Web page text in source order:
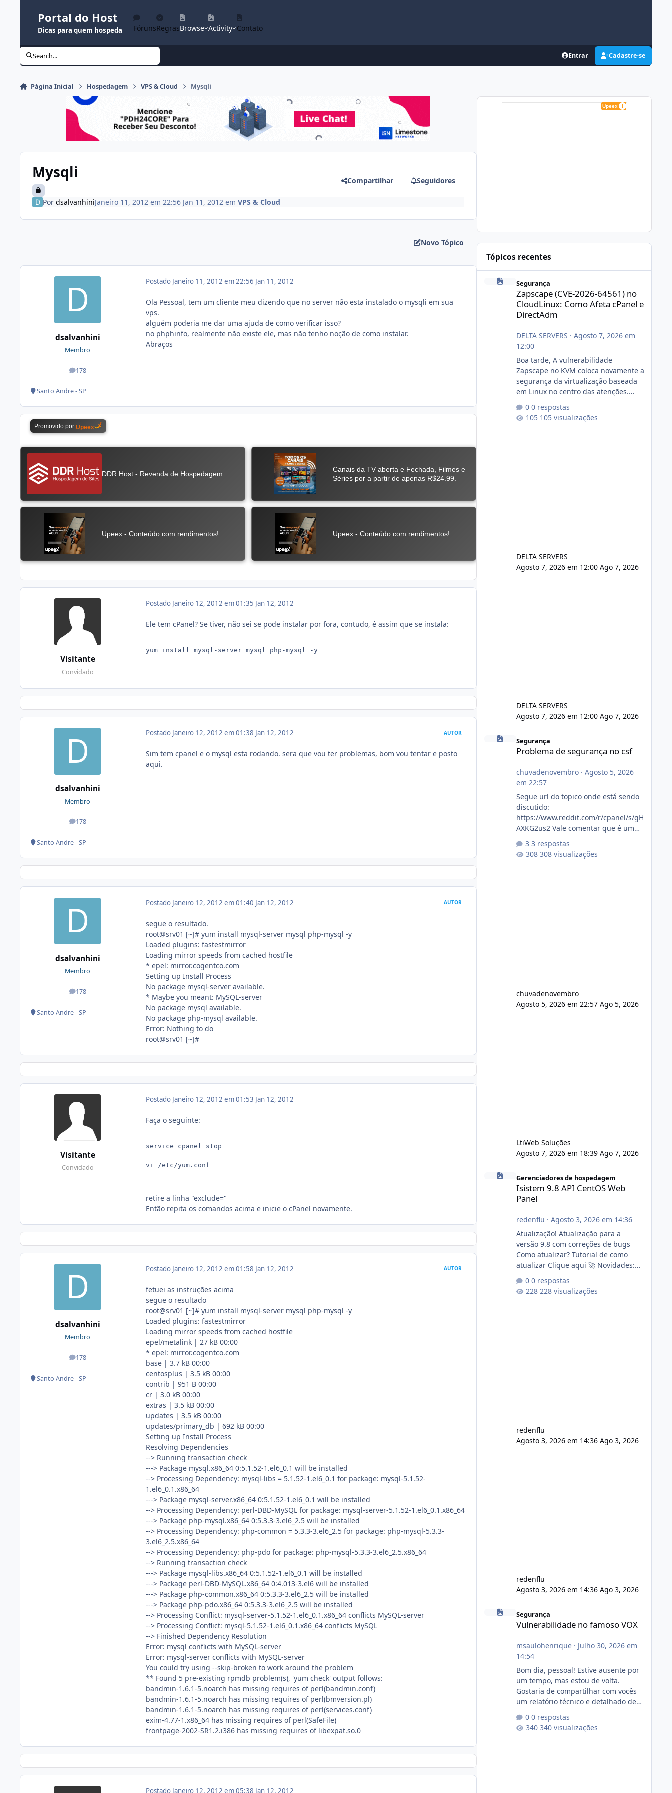
Portal do Host
Dicas para quem hospeda FórunsRegrasBrowse Activity Contato
Search... Entrar Cadastre-se
Página Inicial Hospedagem VPS & Cloud Mysqli
Mysqli Compartilhar Seguidores
Por dsalvanhiniJaneiro 11, 2012 em 22:56 Jan 11, 2012 em VPS & Cloud
Novo Tópico
dsalvanhini
Membro
178
posts
Santo Andre - SP
Postado Janeiro 11, 2012 em 22:56 Jan 11, 2012
Ola Pessoal, tem um cliente meu dizendo que no server não esta instalado o mysqli em sua
vps.
alguém poderia me dar uma ajuda de como verificar isso?
no phphinfo, realmente não existe ele, mas não tenho noção de como instalar.
Abraços
Visitante
Convidado
Postado Janeiro 12, 2012 em 01:35 Jan 12, 2012
Ele tem cPanel? Se tiver, não sei se pode instalar por fora, contudo, é assim que se instala:
yum install mysql-server mysql php-mysql -y
dsalvanhini
Membro
178
posts
Santo Andre - SP
Postado Janeiro 12, 2012 em 01:38 Jan 12, 2012 AUTOR
Sim tem cpanel e o mysql esta rodando. sera que vou ter problemas, bom vou tentar e posto
aqui.
dsalvanhini
Membro
178
posts
Santo Andre - SP
Postado Janeiro 12, 2012 em 01:40 Jan 12, 2012 AUTOR
segue o resultado.
root@srv01 [~]# yum install mysql-server mysql php-mysql -y
Loaded plugins: fastestmirror
Loading mirror speeds from cached hostfile
* epel: mirror.cogentco.com
Setting up Install Process
No package mysql-server available.
* Maybe you meant: MySQL-server
No package mysql available.
No package php-mysql available.
Error: Nothing to do
root@srv01 [~]#
Visitante
Convidado
Postado Janeiro 12, 2012 em 01:53 Jan 12, 2012
Faça o seguinte:
service cpanel stop
vi /etc/yum.conf
retire a linha "exclude="
Então repita os comandos acima e inicie o cPanel novamente.
dsalvanhini
Membro
178
posts
Santo Andre - SP
Postado Janeiro 12, 2012 em 01:58 Jan 12, 2012 AUTOR
fetuei as instruções acima
segue o resultado
root@srv01 [~]# yum install mysql-server mysql php-mysql -y
Loaded plugins: fastestmirror
Loading mirror speeds from cached hostfile
epel/metalink | 27 kB 00:00
* epel: mirror.cogentco.com
base | 3.7 kB 00:00
centosplus | 3.5 kB 00:00
contrib | 951 B 00:00
cr | 3.0 kB 00:00
extras | 3.5 kB 00:00
updates | 3.5 kB 00:00
updates/primary_db | 692 kB 00:00
Setting up Install Process
Resolving Dependencies
--> Running transaction check
---> Package mysql.x86_64 0:5.1.52-1.el6_0.1 will be installed
--> Processing Dependency: mysql-libs = 5.1.52-1.el6_0.1 for package: mysql-5.1.52-
1.el6_0.1.x86_64
---> Package mysql-server.x86_64 0:5.1.52-1.el6_0.1 will be installed
--> Processing Dependency: perl-DBD-MySQL for package: mysql-server-5.1.52-1.el6_0.1.x86_64
---> Package php-mysql.x86_64 0:5.3.3-3.el6_2.5 will be installed
--> Processing Dependency: php-common = 5.3.3-3.el6_2.5 for package: php-mysql-5.3.3-
3.el6_2.5.x86_64
--> Processing Dependency: php-pdo for package: php-mysql-5.3.3-3.el6_2.5.x86_64
--> Running transaction check
---> Package mysql-libs.x86_64 0:5.1.52-1.el6_0.1 will be installed
---> Package perl-DBD-MySQL.x86_64 0:4.013-3.el6 will be installed
---> Package php-common.x86_64 0:5.3.3-3.el6_2.5 will be installed
---> Package php-pdo.x86_64 0:5.3.3-3.el6_2.5 will be installed
--> Processing Conflict: mysql-server-5.1.52-1.el6_0.1.x86_64 conflicts MySQL-server
--> Processing Conflict: mysql-5.1.52-1.el6_0.1.x86_64 conflicts MySQL
--> Finished Dependency Resolution
Error: mysql conflicts with MySQL-server
Error: mysql-server conflicts with MySQL-server
You could try using --skip-broken to work around the problem
** Found 5 pre-existing rpmdb problem(s), 'yum check' output follows:
bandmin-1.6.1-5.noarch has missing requires of perl(bandmin.conf)
bandmin-1.6.1-5.noarch has missing requires of perl(bmversion.pl)
bandmin-1.6.1-5.noarch has missing requires of perl(services.conf)
exim-4.77-1.x86_64 has missing requires of perl(SafeFile)
frontpage-2002-SR1.2.i386 has missing requires of libexpat.so.0
Postado Janeiro 12, 2012 em 05:38 Jan 12, 2012
Tópicos recentes
Zapscape (CVE-2026-64561) no CloudLinux: Como Afeta
Segurança
Zapscape (CVE-2026-64561) no
CloudLinux: Como Afeta cPanel e
DirectAdm
DELTA SERVERS · Agosto 7, 2026 em
12:00
Boa tarde, A vulnerabilidade
Zapscape no KVM coloca novamente a
segurança da virtualização baseada
em Linux no centro das atenções.
ents/dlrxjx23zz5f Criamos uma breve
explicação:
0 respostas
105 visualizações
DELTA SERVERS
Agosto 7, 2026 em 12:00 Ago 7, 2026
DELTA SERVERS
Agosto 7, 2026 em 12:00 Ago 7, 2026
Problema de segurança no csf
Segurança
Problema de segurança no csf
chuvadenovembro· Agosto 5, 2026
em 22:57
Segue url do topico onde está sendo
discutido:
https://www.reddit.com/r/cpanel/s/gH
AXKG2us2 Vale comentar que é um
pegada no da.
3 respostas
308 visualizações
chuvadenovembro
Agosto 5, 2026 em 22:57 Ago 5, 2026
LtiWeb Soluções
Agosto 7, 2026 em 18:39 Ago 7, 2026
Isistem 9.8 API CentOS Web Panel
Gerenciadores de hospedagem
Isistem 9.8 API CentOS Web
Panel
redenflu · Agosto 3, 2026 em 14:36
Atualização! Atualização para a
versão 9.8 com correções de bugs
Como atualizar? Tutorial de como
atualizar Clique aqui 🚀 Novidades:
publico para consulta de sub.dominio
autorizado a usasr o isistem:
0 respostas
228 visualizações
redenflu
Agosto 3, 2026 em 14:36 Ago 3, 2026
redenflu
Agosto 3, 2026 em 14:36 Ago 3, 2026
Vulnerabilidade no famoso VOX
Segurança
Vulnerabilidade no famoso VOX
msaulohenrique· Julho 30, 2026 em
14:54
Bom dia, pessoal! Estive ausente por
um tempo, mas estou de volta.
Gostaria de compartilhar com vocês
um relatório técnico e detalhado de
conformidade referente
ao VOXPANEL (versão atualmente em
0 respostas
340 visualizações